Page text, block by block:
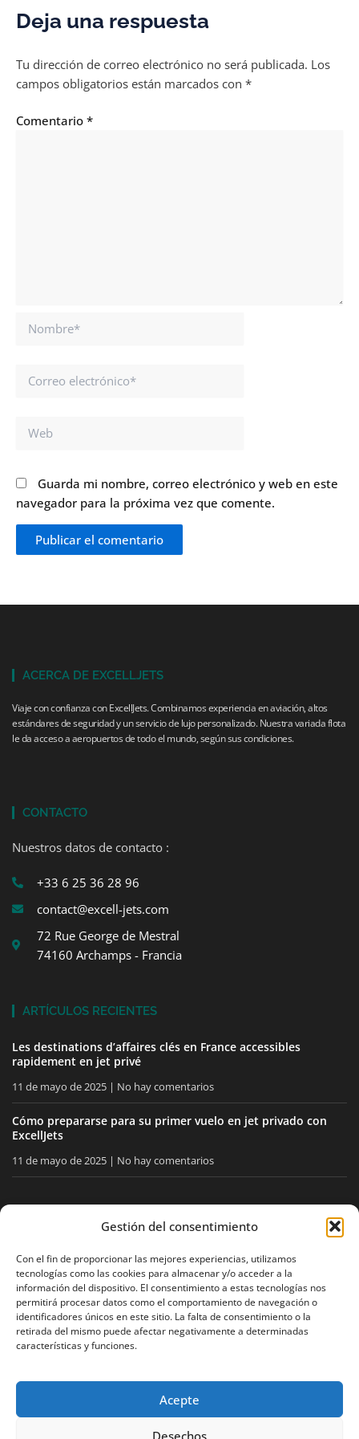
Gestión del consentimiento
Con el fin de proporcionar las mejores experiencias, utilizamos
tecnologías como las cookies para almacenar y/o acceder a la
información del dispositivo. El consentimiento a estas tecnologías nos
permitirá procesar datos como el comportamiento de navegación o
identificadores únicos en este sitio. La falta de consentimiento o la
retirada del mismo puede afectar negativamente a determinadas
características y funciones.
Acepte
Desechos
Deja una respuesta
Tu dirección de correo electrónico no será publicada. Los
campos obligatorios están marcados con *
Comentario *
Nombre*
Correo
Web
Guarda mi nombre, correo electrónico y web en este
navegador para la próxima vez que comente.
ACERCA DE EXCELLJETS
Viaje con confianza con ExcellJets. Combinamos experiencia en aviación, altos
estándares de seguridad y un servicio de lujo personalizado. Nuestra variada flota
le da acceso a aeropuertos de todo el mundo, según sus condiciones.
CONTACTO
Nuestros datos de contacto :
+33 6 25 36 28 96
contact@excell-jets.com
72 Rue George de Mestral
74160 Archamps - Francia
ARTÍCULOS RECIENTES
Les destinations d’affaires clés en France accessibles
rapidement en jet privé
11 de mayo de 2025 No hay comentarios
Cómo prepararse para su primer vuelo en jet privado con
ExcellJets
11 de mayo de 2025 No hay comentarios
MANTÉNGASE INFORMADO
Reciba nuestros consejos y noticias directamente en su
buzón.
Aceptola política de privacidad